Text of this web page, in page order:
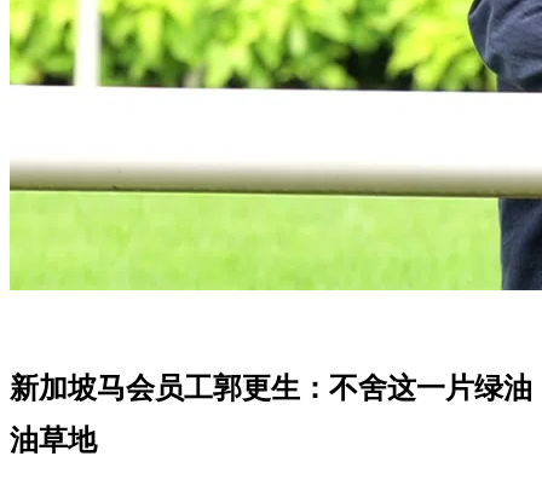
新加坡马会员工郭更生：不舍这一片绿油
油草地